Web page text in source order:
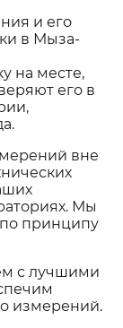
и его
в Мыза-
на месте,
его в
вне
Мы
принципу
с лучшими
измерений.